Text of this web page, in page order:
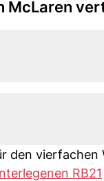
McLaren
den vierfachen
RB21